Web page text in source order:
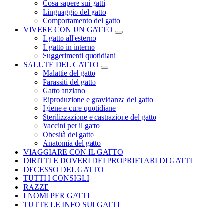
Cosa sapere sui gatti
Linguaggio del gatto
Comportamento del gatto
VIVERE CON UN GATTO
Il gatto all'esterno
Il gatto in interno
Suggerimenti quotidiani
SALUTE DEL GATTO
Malattie del gatto
Parassiti del gatto
Gatto anziano
Riproduzione e gravidanza del gatto
Igiene e cure quotidiane
Sterilizzazione e castrazione del gatto
Vaccini per il gatto
Obesità del gatto
Anatomia del gatto
VIAGGIARE CON IL GATTO
DIRITTI E DOVERI DEI PROPRIETARI DI GATTI
DECESSO DEL GATTO
TUTTI I CONSIGLI
RAZZE
I NOMI PER GATTI
TUTTE LE INFO SUI GATTI